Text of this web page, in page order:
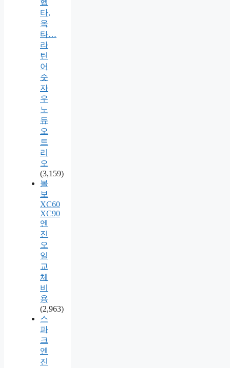
헵
타,
옥
타…
라
틴
어
숫
자
우
노
듀
오
트
리
오
(3,159)
볼
보
XC60
XC90
엔
진
오
일
교
체
비
용
(2,963)
스
파
크
엔
진